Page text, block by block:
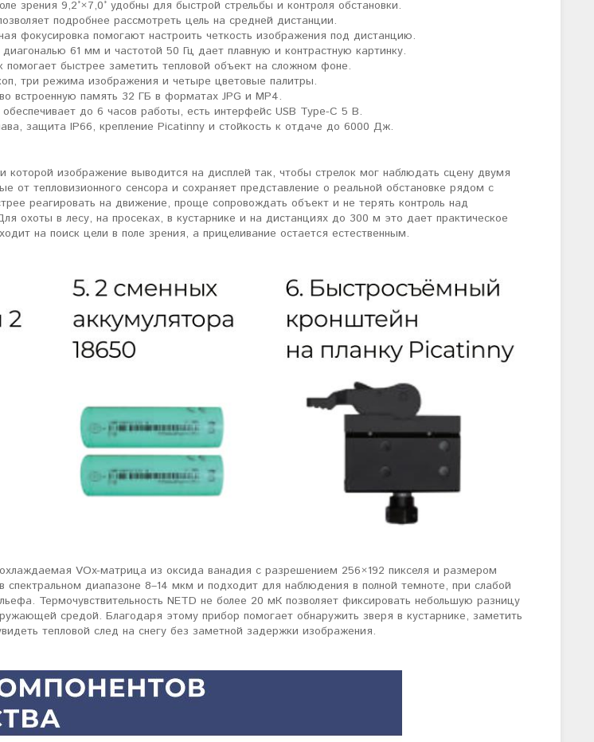
"Искал универсальный
тепловизор для охоты днем и
доволен своим прицеломNocpix."
Евгений Стародуб
г. Екатеринбург
зрения 9,2°×7,0° удобны для быстрой стрельбы и контроля обстановки.
подробнее рассмотреть цель на средней дистанции.
фокусировка помогают настроить четкость изображения под дистанцию.
61 мм и частотой 50 Гц дает плавную и контрастную картинку.
помогает быстрее заметить тепловой объект на сложном фоне.
три режима изображения и четыре цветовые палитры.
встроенную память 32 ГБ в форматах JPG и MP4.
до 6 часов работы, есть интерфейс USB Type-C 5 В.
защита IP66, крепление Picatinny и стойкость к отдаче до 6000 Дж.
которой изображение выводится на дисплей так, чтобы стрелок мог наблюдать сцену двумя
от тепловизионного сенсора и сохраняет представление о реальной обстановке рядом с
реагировать на движение, проще сопровождать объект и не терять контроль над
охоты в лесу, на просеках, в кустарнике и на дистанциях до 300 м это дает практическое
на поиск цели в поле зрения, а прицеливание остается естественным.
VOx-матрица из оксида ванадия с разрешением 256×192 пикселя и размером
спектральном диапазоне 8–14 мкм и подходит для наблюдения в полной темноте, при слабой
Термочувствительность NETD не более 20 мК позволяет фиксировать небольшую разницу
средой. Благодаря этому прибор помогает обнаружить зверя в кустарнике, заметить
тепловой след на снегу без заметной задержки изображения.